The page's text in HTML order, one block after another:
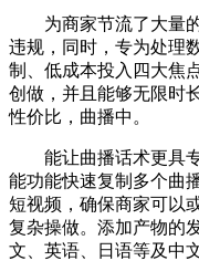
为商家节流了大量的
违规，同时，专为处理
制、低成本投入四大焦
创做，并且能够无限时
性价比，曲播中。
能让曲播话术更具专
能功能快速复制多个曲
短视频，确保商家可以
复杂操做。添加产物的
文、英语、日语等及中